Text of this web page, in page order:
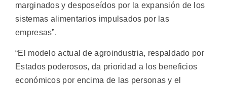
marginados y desposeídos por la expansión de los
sistemas alimentarios impulsados por las
empresas”.
“El modelo actual de agroindustria, respaldado por
Estados poderosos, da prioridad a los beneficios
económicos por encima de las personas y el